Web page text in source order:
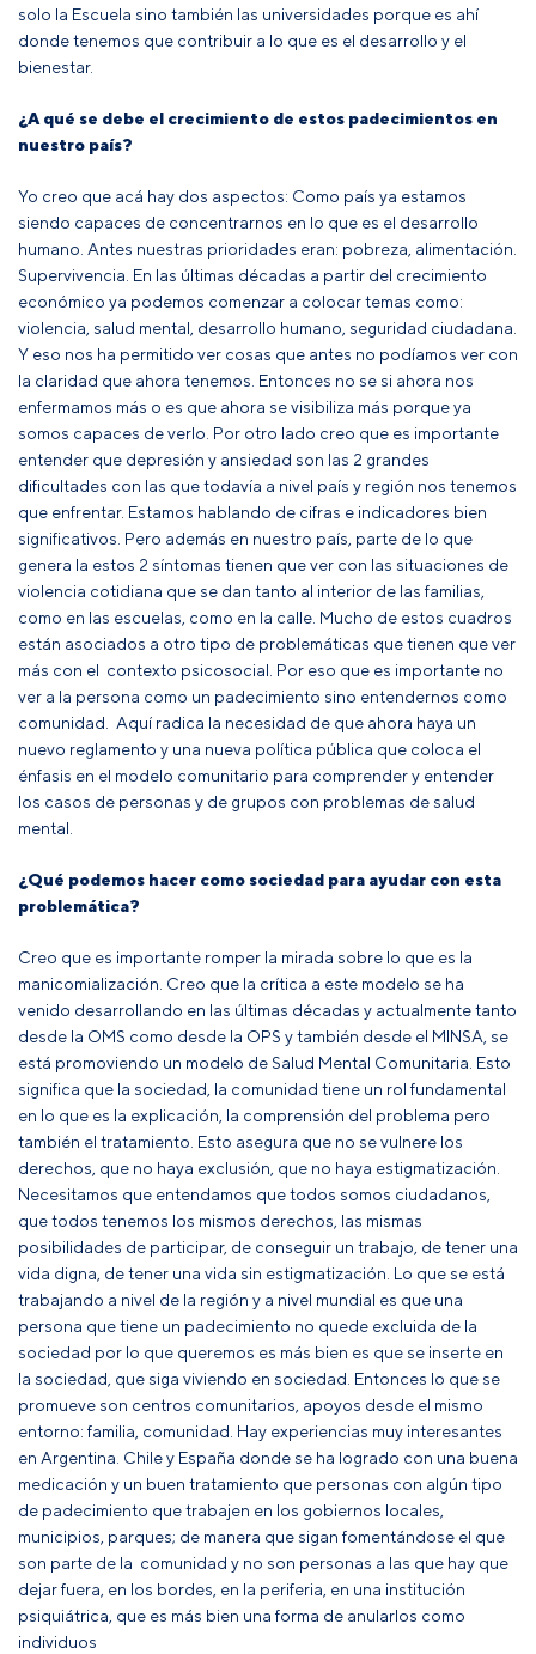
solo la Escuela sino también las universidades porque es ahí
donde tenemos que contribuir a lo que es el desarrollo y el
bienestar.
¿A qué se debe el crecimiento de estos padecimientos en
nuestro país?
Yo creo que acá hay dos aspectos: Como país ya estamos
siendo capaces de concentrarnos en lo que es el desarrollo
humano. Antes nuestras prioridades eran: pobreza, alimentación.
Supervivencia. En las últimas décadas a partir del crecimiento
económico ya podemos comenzar a colocar temas como:
violencia, salud mental, desarrollo humano, seguridad ciudadana.
Y eso nos ha permitido ver cosas que antes no podíamos ver con
la claridad que ahora tenemos. Entonces no se si ahora nos
enfermamos más o es que ahora se visibiliza más porque ya
somos capaces de verlo. Por otro lado creo que es importante
entender que depresión y ansiedad son las 2 grandes
dificultades con las que todavía a nivel país y región nos tenemos
que enfrentar. Estamos hablando de cifras e indicadores bien
significativos. Pero además en nuestro país, parte de lo que
genera la estos 2 síntomas tienen que ver con las situaciones de
violencia cotidiana que se dan tanto al interior de las familias,
como en las escuelas, como en la calle. Mucho de estos cuadros
están asociados a otro tipo de problemáticas que tienen que ver
más con el contexto psicosocial. Por eso que es importante no
ver a la persona como un padecimiento sino entendernos como
comunidad. Aquí radica la necesidad de que ahora haya un
nuevo reglamento y una nueva política pública que coloca el
énfasis en el modelo comunitario para comprender y entender
los casos de personas y de grupos con problemas de salud
mental.
¿Qué podemos hacer como sociedad para ayudar con esta
problemática?
Creo que es importante romper la mirada sobre lo que es la
manicomialización. Creo que la crítica a este modelo se ha
venido desarrollando en las últimas décadas y actualmente tanto
desde la OMS como desde la OPS y también desde el MINSA, se
está promoviendo un modelo de Salud Mental Comunitaria. Esto
significa que la sociedad, la comunidad tiene un rol fundamental
en lo que es la explicación, la comprensión del problema pero
también el tratamiento. Esto asegura que no se vulnere los
derechos, que no haya exclusión, que no haya estigmatización.
Necesitamos que entendamos que todos somos ciudadanos,
que todos tenemos los mismos derechos, las mismas
posibilidades de participar, de conseguir un trabajo, de tener una
vida digna, de tener una vida sin estigmatización. Lo que se está
trabajando a nivel de la región y a nivel mundial es que una
persona que tiene un padecimiento no quede excluida de la
sociedad por lo que queremos es más bien es que se inserte en
la sociedad, que siga viviendo en sociedad. Entonces lo que se
promueve son centros comunitarios, apoyos desde el mismo
entorno: familia, comunidad. Hay experiencias muy interesantes
en Argentina. Chile y España donde se ha logrado con una buena
medicación y un buen tratamiento que personas con algún tipo
de padecimiento que trabajen en los gobiernos locales,
municipios, parques; de manera que sigan fomentándose el que
son parte de la comunidad y no son personas a las que hay que
dejar fuera, en los bordes, en la periferia, en una institución
psiquiátrica, que es más bien una forma de anularlos como
individuos